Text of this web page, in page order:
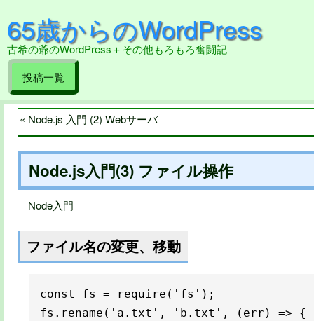
65歳からのWordPress
古希の爺のWordPress＋その他もろもろ奮闘記
投稿一覧
« Node.js 入門 (2) Webサーバ
Node.js入門(3) ファイル操作
Node入門
ファイル名の変更、移動
const fs = require('fs');
fs.rename('a.txt', 'b.txt', (err) => {